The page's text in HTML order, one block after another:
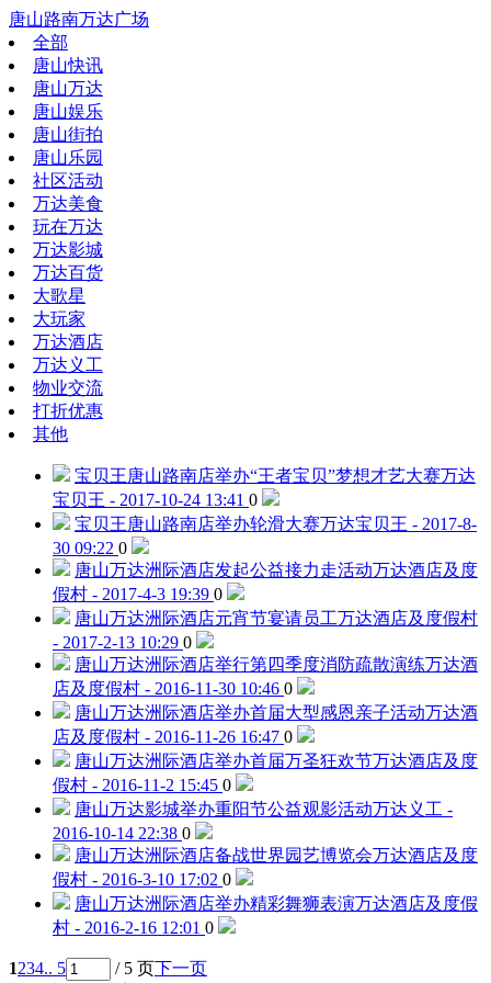
唐山路南万达广场
全部
唐山快讯
唐山万达
唐山娱乐
唐山街拍
唐山乐园
社区活动
万达美食
玩在万达
万达影城
万达百货
大歌星
大玩家
万达酒店
万达义工
物业交流
打折优惠
其他
宝贝王唐山路南店举办“王者宝贝”梦想才艺大赛万达
宝贝王 - 2017-10-24 13:41 0
宝贝王唐山路南店举办轮滑大赛万达宝贝王 - 2017-8-
30 09:22 0
唐山万达洲际酒店发起公益接力走活动万达酒店及度
假村 - 2017-4-3 19:39 0
唐山万达洲际酒店元宵节宴请员工万达酒店及度假村
- 2017-2-13 10:29 0
唐山万达洲际酒店举行第四季度消防疏散演练万达酒
店及度假村 - 2016-11-30 10:46 0
唐山万达洲际酒店举办首届大型感恩亲子活动万达酒
店及度假村 - 2016-11-26 16:47 0
唐山万达洲际酒店举办首届万圣狂欢节万达酒店及度
假村 - 2016-11-2 15:45 0
唐山万达影城举办重阳节公益观影活动万达义工 -
2016-10-14 22:38 0
唐山万达洲际酒店备战世界园艺博览会万达酒店及度
假村 - 2016-3-10 17:02 0
唐山万达洲际酒店举办精彩舞狮表演万达酒店及度假
村 - 2016-2-16 12:01 0
1234.. 5 / 5 页下一页